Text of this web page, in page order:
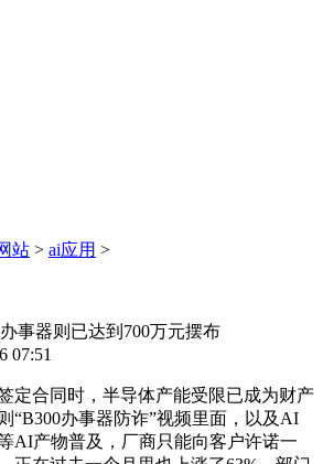
站 > ai应用 >
事器则已达到700万元摆布
07:51
合同时，半导体产能受限已成为财产
“B300办事器防诈”视频里面，以及AI
AI产物普及，厂商只能向客户许诺一